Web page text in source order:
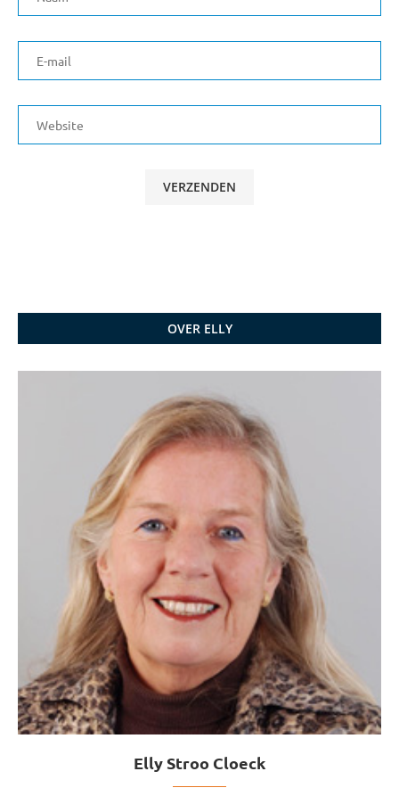
OVER ELLY
Elly Stroo Cloeck